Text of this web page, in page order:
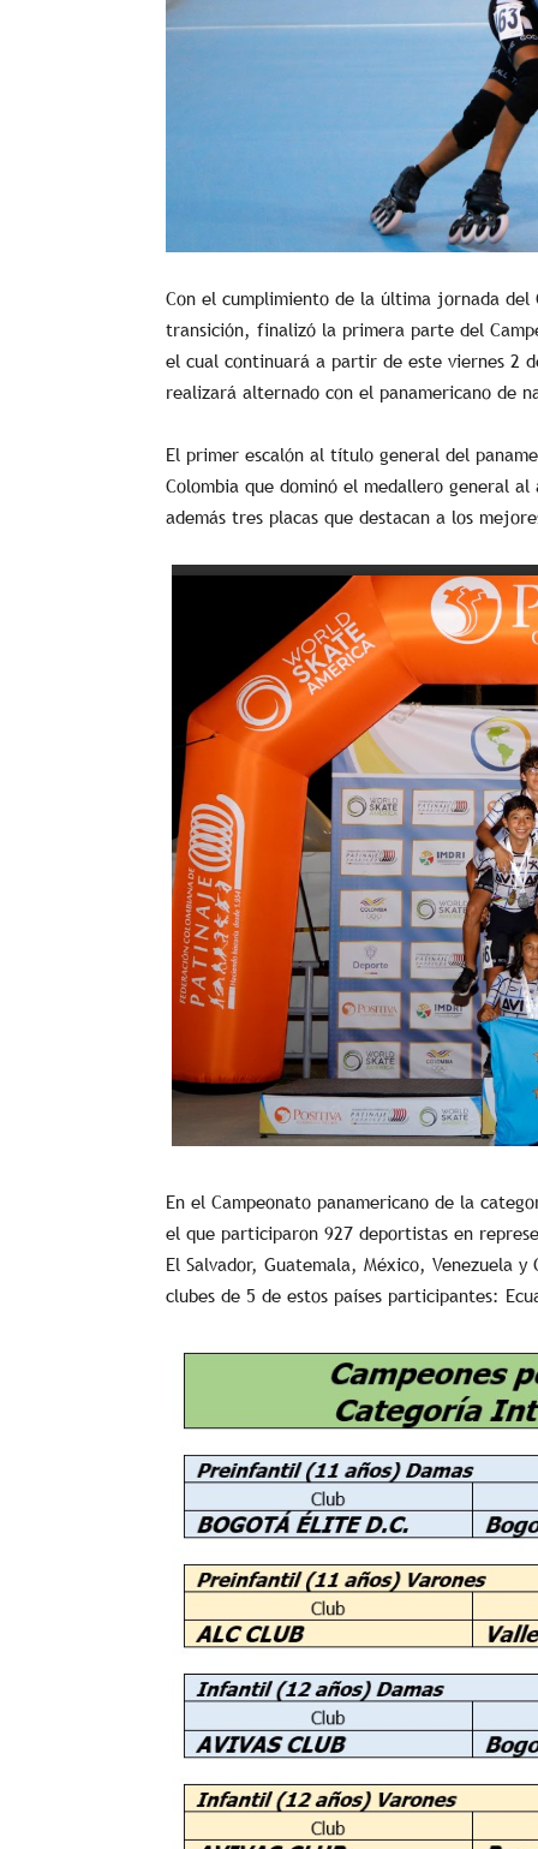
Con el cumplimiento de la última jornada
transición, finalizó la primera parte del
el cual continuará a partir de este viernes 2
realizará alternado con el panamericano de
El primer escalón al título general del
Colombia que dominó el medallero general
además tres placas que destacan a los
En el Campeonato panamericano de la
el que participaron 927 deportistas en
El Salvador, Guatemala, México, Venezuela
clubes de 5 de estos países participantes: